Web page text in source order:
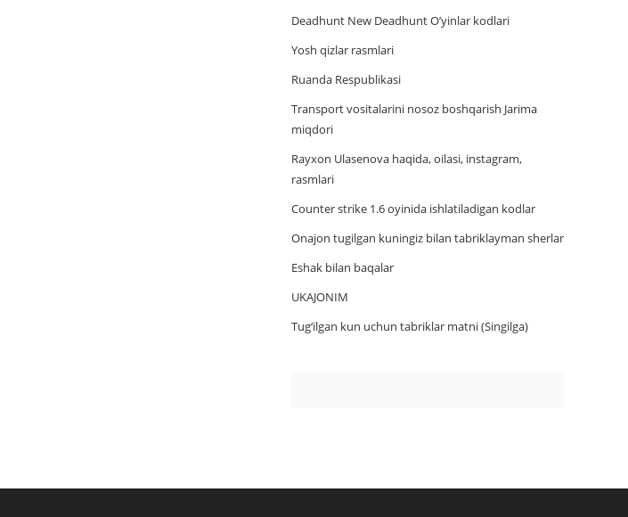
Deadhunt New Deadhunt O’yinlar kodlari
Yosh qizlar rasmlari
Ruanda Respublikasi
Trаnsport vositаlаrini nosoz boshqаrish Jаrimа
miqdori
Rayxon Ulasenova haqida, oilasi, instagram,
rasmlari
Counter strike 1.6 oyinida ishlatiladigan kodlar
Onajon tugilgan kuningiz bilan tabriklayman sherlar
Eshak bilan baqalar
UKAJONIM
Tug‘ilgan kun uchun tabriklar matni (Singilga)